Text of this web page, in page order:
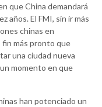
que China demandará
años. El FMI, sin ir más
chinas en
más pronto que
una ciudad nueva
momento en que
han potenciado un